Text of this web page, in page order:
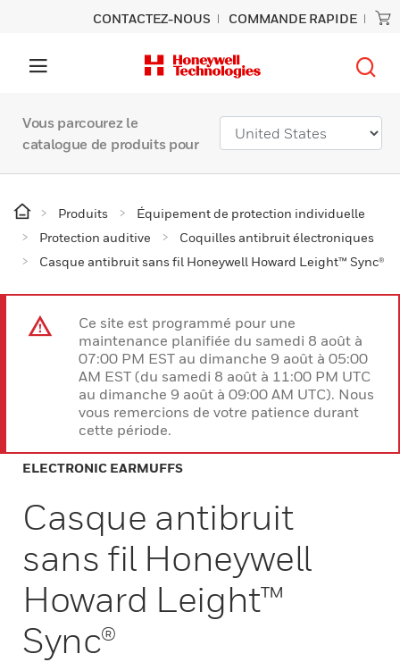
CONTACTEZ-NOUS COMMANDE RAPIDE
Vous parcourez le
catalogue de produits pour
Produits
Équipement de protection individuelle
Protection auditive
Coquilles antibruit électroniques
Casque antibruit sans fil Honeywell Howard Leight™ Sync®
Ce site est programmé pour une
maintenance planifiée du samedi 8 août à
07:00 PM EST au dimanche 9 août à 05:00
AM EST (du samedi 8 août à 11:00 PM UTC
au dimanche 9 août à 09:00 AM UTC). Nous
vous remercions de votre patience durant
cette période.
ELECTRONIC EARMUFFS
Casque antibruit
sans fil Honeywell
Howard Leight™
Sync®